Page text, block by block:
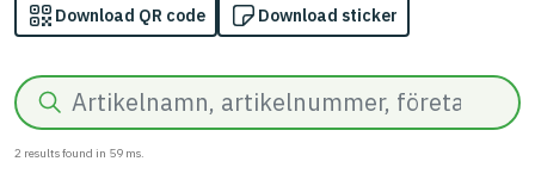
Download QR code Download sticker
Search
2 results found in 59 ms.